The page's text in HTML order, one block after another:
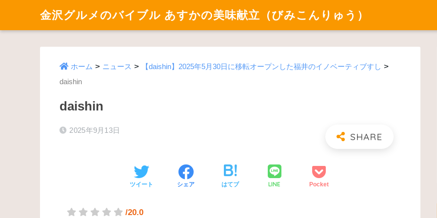
金沢グルメのバイブル あすかの美味献立（びみこんりゅう）
ホーム > ニュース > 【daishin】2025年5月30日に移転オープンした福井のイノベーティブすし >
daishin
daishin
2025年9月13日
ツイート シェア はてブ LINE Pocket
/20.0